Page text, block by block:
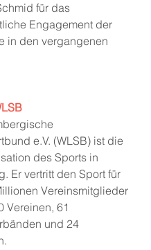
für das
Engagement der
in den vergangenen
e.V. (WLSB) ist die
des Sports in
Er vertritt den Sport für
Vereinsmitglieder
Vereinen, 61
und 24